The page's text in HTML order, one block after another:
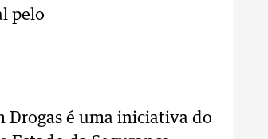
pelo
Drogas é uma iniciativa do